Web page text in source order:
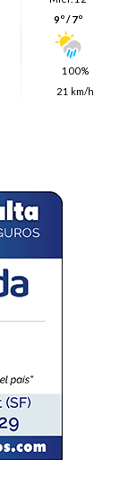
9º / 7º
100%
21 km/h